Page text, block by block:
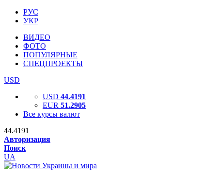
РУС
УКР
ВИДЕО
ФОТО
ПОПУЛЯРНЫЕ
СПЕЦПРОЕКТЫ
USD
USD 44.4191
EUR 51.2905
Все курсы валют
44.4191
Авторизация
Поиск
UA